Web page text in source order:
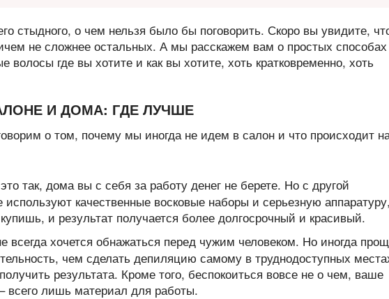
стыдного, о чем нельзя было бы поговорить. Скоро вы увидите,
не сложнее остальных. А мы расскажем вам о простых способах
волосы где вы хотите и как вы хотите, хоть кратковременно, хоть
И ДОМА: ГДЕ ЛУЧШЕ
о том, почему мы иногда не идем в салон и что происходит
так, дома вы с себя за работу денег не берете. Но с другой
качественные восковые наборы и серьезную аппаратуру,
и результат получается более долгосрочный и красивый.
всегда хочется обнажаться перед чужим человеком. Но иногда
чем сделать депиляцию самому в труднодоступных
результата. Кроме того, беспокоиться вовсе не о чем, ваше
всего лишь материал для работы.